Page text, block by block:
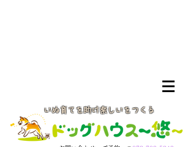
いぬ育てを助け楽しいをつくる